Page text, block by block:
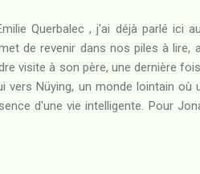
Querbalec , j'ai déjà parlé ici
de revenir dans nos piles à
visite à son père, une dernière
vers Nüying, un monde lointain
d'une vie intelligente. Pour
c'est la prise de contact avec